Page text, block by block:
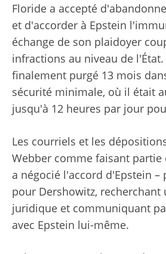
Floride a accepté
et d'accorder à Epstein
échange de son plaidoyer
infractions au niveau de l'État.
finalement purgé 13 mois
sécurité minimale, où il était
jusqu'à 12 heures par jour
Les courriels et les
Webber comme faisant partie
a négocié l'accord d'Epstein –
pour Dershowitz, recherchant
juridique et communiquant
avec Epstein lui-même.